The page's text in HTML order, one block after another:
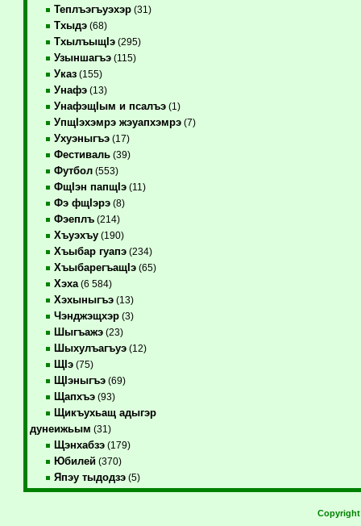
Теплъэгъуэхэр(31)
Тхыдэ(68)
ТхылъыщIэ(295)
Узыншагъэ(115)
Указ(155)
Унафэ(13)
УнафэщIым и псалъэ(1)
УпщIэхэмрэ жэуапхэмрэ(7)
Ухуэныгъэ(17)
Фестиваль(39)
Футбол(553)
ФщIэн папщIэ(11)
Фэ фщIэрэ(8)
Фэеплъ(214)
Хъуэхъу(190)
Хъыбар гуапэ(234)
ХъыбарегъащIэ(65)
Хэха(6 584)
Хэхыныгъэ(13)
Чэнджэщхэр(3)
Шыгъажэ(23)
Шыхулъагъуэ(12)
ЩIэ(75)
ЩIэныгъэ(69)
Щапхъэ(93)
Щикъухьащ адыгэр
дунеижьым (31)
Щэнхабзэ(179)
Юбилей(370)
Япэу тыдодзэ(5)